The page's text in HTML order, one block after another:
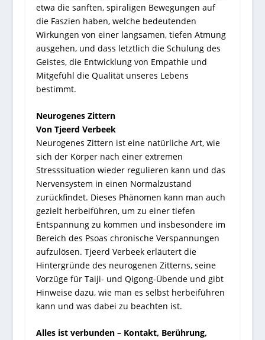
etwa die sanften, spiraligen Bewegungen auf
die Faszien haben, welche bedeutenden
Wirkungen von einer langsamen, tiefen Atmung
ausgehen, und dass letztlich die Schulung des
Geistes, die Entwicklung von Empathie und
Mitgefühl die Qualität unseres Lebens
bestimmt.
Neurogenes Zittern
Von Tjeerd Verbeek
Neurogenes Zittern ist eine natürliche Art, wie
sich der Körper nach einer extremen
Stresssituation wieder regulieren kann und das
Nervensystem in einen Normalzustand
zurückfindet. Dieses Phänomen kann man auch
gezielt herbeiführen, um zu einer tiefen
Entspannung zu kommen und insbesondere im
Bereich des Psoas chronische Verspannungen
aufzulösen. Tjeerd Verbeek erläutert die
Hintergründe des neurogenen Zitterns, seine
Vorzüge für Taiji- und Qigong-Übende und gibt
Hinweise dazu, wie man es selbst herbeiführen
kann und was dabei zu beachten ist.
Alles ist verbunden – Kontakt, Berührung,